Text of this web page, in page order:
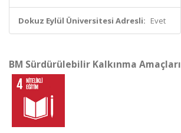
Dokuz Eylül Üniversitesi Adresli: Evet
BM Sürdürülebilir Kalkınma Amaçları